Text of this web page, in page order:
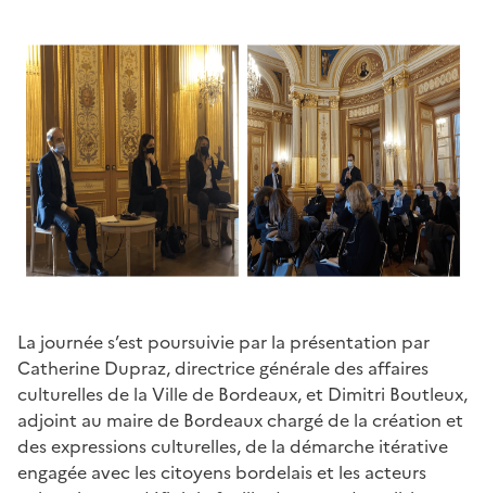
La journée s’est poursuivie par la présentation par
Catherine Dupraz, directrice générale des affaires
culturelles de la Ville de Bordeaux, et Dimitri Boutleux,
adjoint au maire de Bordeaux chargé de la création et
des expressions culturelles, de la démarche itérative
engagée avec les citoyens bordelais et les acteurs